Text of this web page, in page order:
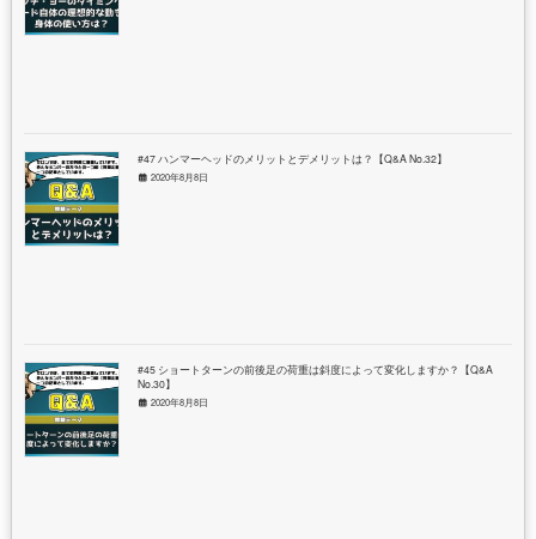
#47 ハンマーヘッドのメリットとデメリットは？【Q&A No.32】
2020年8月8日
#45 ショートターンの前後足の荷重は斜度によって変化しますか？【Q&A
No.30】
2020年8月8日